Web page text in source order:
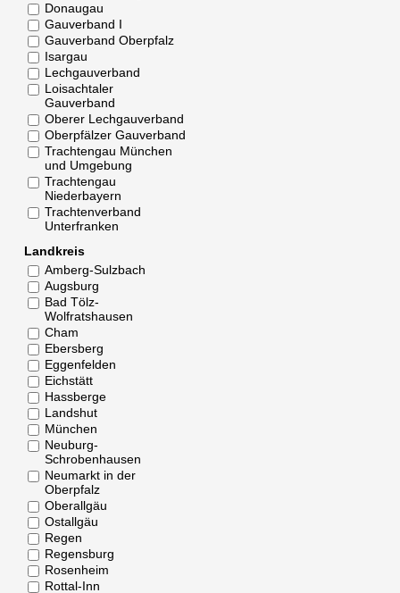
Donaugau
Gauverband I
Gauverband Oberpfalz
Isargau
Lechgauverband
Loisachtaler
Gauverband
Oberer Lechgauverband
Oberpfälzer Gauverband
Trachtengau München
und Umgebung
Trachtengau
Niederbayern
Trachtenverband
Unterfranken
Landkreis
Amberg-Sulzbach
Augsburg
Bad Tölz-
Wolfratshausen
Cham
Ebersberg
Eggenfelden
Eichstätt
Hassberge
Landshut
München
Neuburg-
Schrobenhausen
Neumarkt in der
Oberpfalz
Oberallgäu
Ostallgäu
Regen
Regensburg
Rosenheim
Rottal-Inn